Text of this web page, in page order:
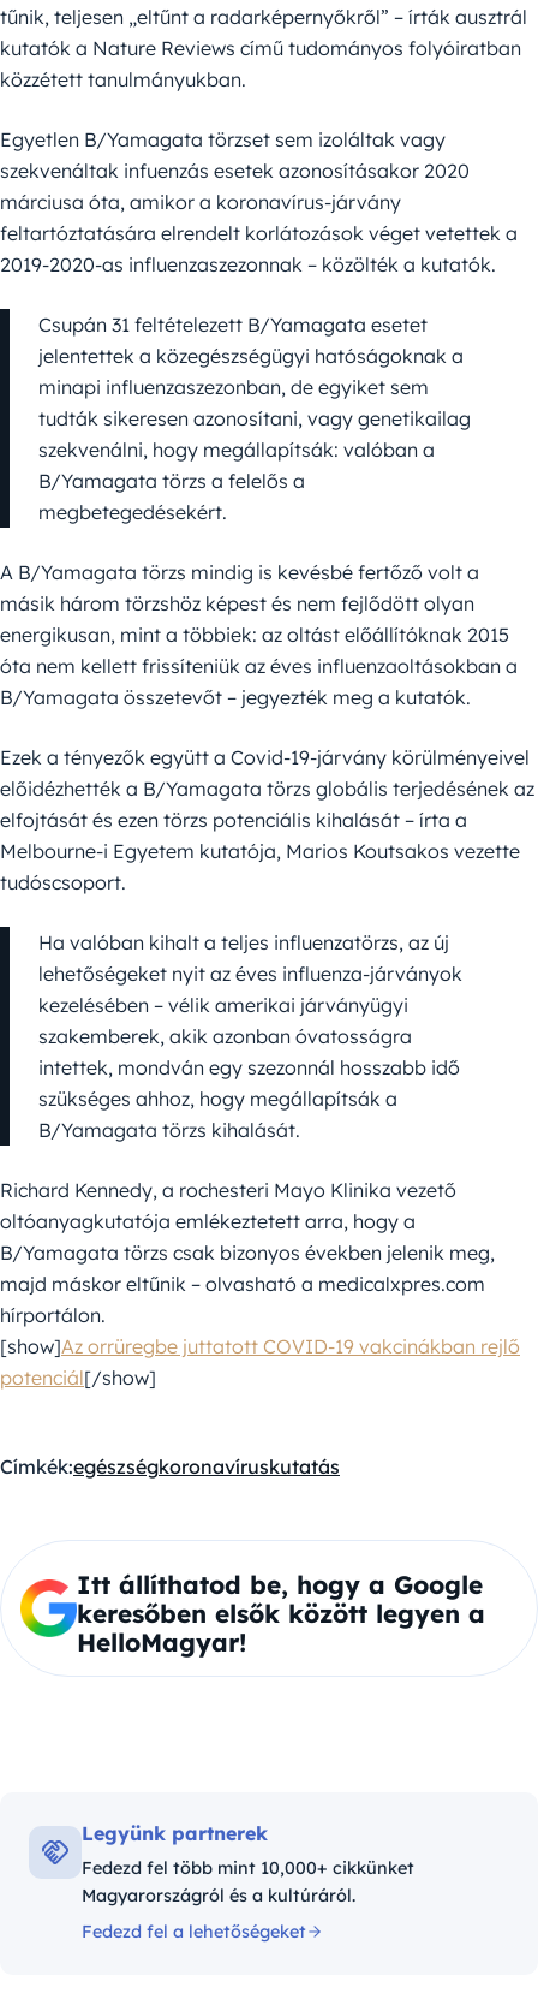
tűnik, teljesen „eltűnt a radarképernyőkről” – írták ausztrál
kutatók a Nature Reviews című tudományos folyóiratban
közzétett tanulmányukban.
Egyetlen B/Yamagata törzset sem izoláltak vagy
szekvenáltak infuenzás esetek azonosításakor 2020
márciusa óta, amikor a koronavírus-járvány
feltartóztatására elrendelt korlátozások véget vetettek a
2019-2020-as influenzaszezonnak – közölték a kutatók.
Csupán 31 feltételezett B/Yamagata esetet
jelentettek a közegészségügyi hatóságoknak a
minapi influenzaszezonban, de egyiket sem
tudták sikeresen azonosítani, vagy genetikailag
szekvenálni, hogy megállapítsák: valóban a
B/Yamagata törzs a felelős a
megbetegedésekért.
A B/Yamagata törzs mindig is kevésbé fertőző volt a
másik három törzshöz képest és nem fejlődött olyan
energikusan, mint a többiek: az oltást előállítóknak 2015
óta nem kellett frissíteniük az éves influenzaoltásokban a
B/Yamagata összetevőt – jegyezték meg a kutatók.
Ezek a tényezők együtt a Covid-19-járvány körülményeivel
előidézhették a B/Yamagata törzs globális terjedésének az
elfojtását és ezen törzs potenciális kihalását – írta a
Melbourne-i Egyetem kutatója, Marios Koutsakos vezette
tudóscsoport.
Ha valóban kihalt a teljes influenzatörzs, az új
lehetőségeket nyit az éves influenza-járványok
kezelésében – vélik amerikai járványügyi
szakemberek, akik azonban óvatosságra
intettek, mondván egy szezonnál hosszabb idő
szükséges ahhoz, hogy megállapítsák a
B/Yamagata törzs kihalását.
Richard Kennedy, a rochesteri Mayo Klinika vezető
oltóanyagkutatója emlékeztetett arra, hogy a
B/Yamagata törzs csak bizonyos években jelenik meg,
majd máskor eltűnik – olvasható a medicalxpres.com
hírportálon.
[show]Az orrüregbe juttatott COVID-19 vakcinákban rejlő
potenciál[/show]
Címkék:egészségkoronavíruskutatás
Itt állíthatod be, hogy a Google
keresőben elsők között legyen a
HelloMagyar!
Legyünk partnerek
Fedezd fel több mint 10,000+ cikkünket
Magyarországról és a kultúráról.
Fedezd fel a lehetőségeket